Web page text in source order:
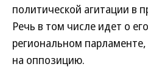
политической агитации в
Речь в том числе идет о
региональном
на оппозицию.